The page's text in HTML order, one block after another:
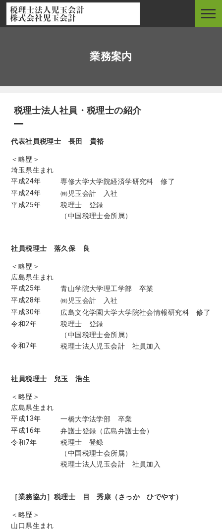
業務案内
税理士法人社員・税理士の紹介
代表社員税理士 長田 貴裕
＜略歴＞
埼玉県生まれ
平成24年
専修大学大学院経済学研究科 修了
平成24年
㈱児玉会計 入社
平成25年
税理士 登録
（中国税理士会所属）
社員税理士 落久保 良
＜略歴＞
広島県生まれ
平成25年
青山学院大学理工学部 卒業
平成28年
㈱児玉会計 入社
平成30年
広島文化学園大学大学院社会情報研究科 修了
令和2年
税理士 登録
（中国税理士会所属）
令和7年
税理士法人児玉会計 社員加入
社員税理士 兒玉 浩生
＜略歴＞
広島県生まれ
平成13年
一橋大学法学部 卒業
平成16年
弁護士登録（広島弁護士会）
令和7年
税理士 登録
（中国税理士会所属）
税理士法人児玉会計 社員加入
［業務協力］税理士 目 秀康（さっか ひでやす）
＜略歴＞
山口県生まれ